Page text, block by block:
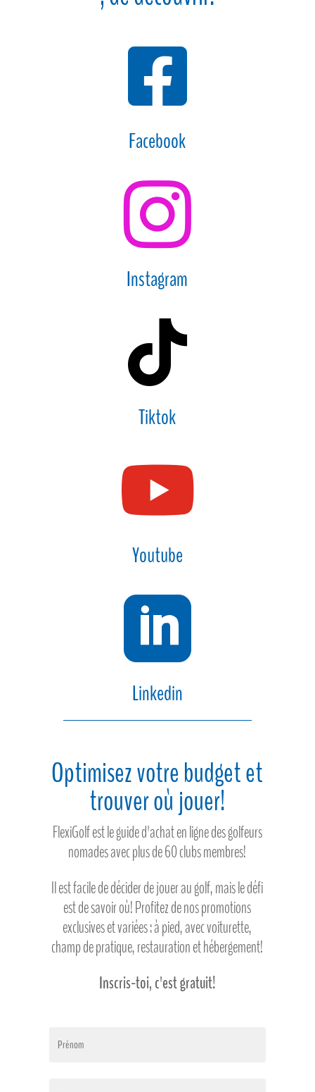

Facebook

Instagram

Tiktok

Youtube

Linkedin
Optimisez votre budget et
trouver où jouer!
FlexiGolf est le guide d'achat en ligne des golfeurs
nomades avec plus de 60 clubs membres!
Il est facile de décider de jouer au golf, mais le défi
est de savoir où! Profitez de nos promotions
exclusives et variées : à pied, avec voiturette,
champ de pratique, restauration et hébergement!
Inscris-toi, c'est gratuit!